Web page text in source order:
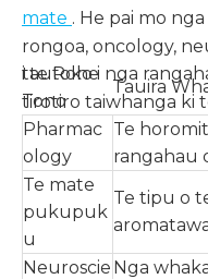
mate . He pai mo
rongoa, oncology,
tautoko i nga
tirotiro taiwhanga ki
i te Rohe
Tono
Tauira
Pharmac
ology
Te
rangahau
Te mate
pukupuk
u
Te tipu o
Neuroscie Nga